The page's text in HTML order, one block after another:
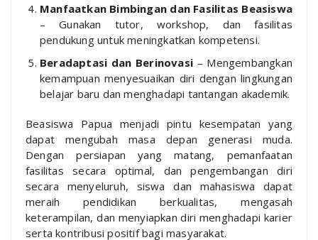
Manfaatkan Bimbingan dan Fasilitas Beasiswa
– Gunakan tutor, workshop, dan fasilitas
pendukung untuk meningkatkan kompetensi.
Beradaptasi dan Berinovasi – Mengembangkan
kemampuan menyesuaikan diri dengan lingkungan
belajar baru dan menghadapi tantangan akademik.
Beasiswa Papua menjadi pintu kesempatan yang
dapat mengubah masa depan generasi muda.
Dengan persiapan yang matang, pemanfaatan
fasilitas secara optimal, dan pengembangan diri
secara menyeluruh, siswa dan mahasiswa dapat
meraih pendidikan berkualitas, mengasah
keterampilan, dan menyiapkan diri menghadapi karier
serta kontribusi positif bagi masyarakat.